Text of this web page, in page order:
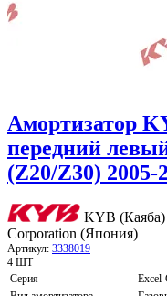
Амортизатор
передний
(Z20/Z30) 2005-
KYB
Corporation (Япония)
Артикул: 3338019
4 ШТ
Серия